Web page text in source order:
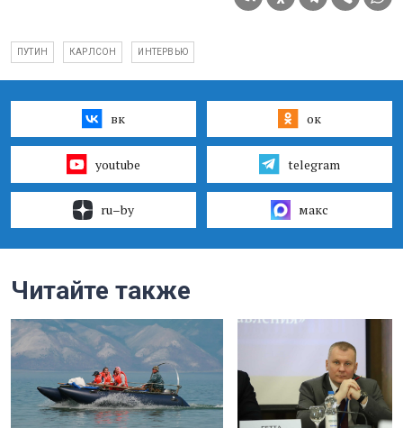
ПУТИН КАРЛСОН ИНТЕРВЬЮ
вк ок
youtube telegram
ru–by макс
Читайте также